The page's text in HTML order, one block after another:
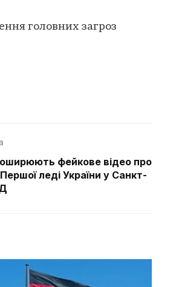
головних загроз
фейкове відео про
леді України у Санкт-